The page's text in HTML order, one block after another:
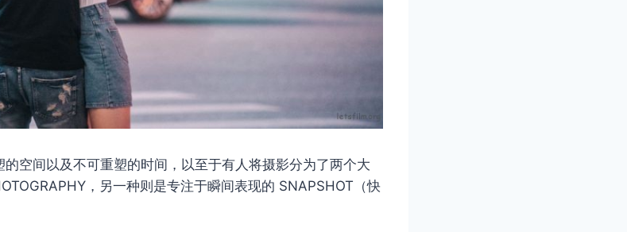
空间以及不可重塑的时间，以至于有人将摄影分为了两个大
，另一种则是专注于瞬间表现的 SNAPSHOT（快